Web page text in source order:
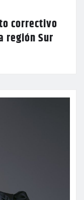
correctivo
región Sur